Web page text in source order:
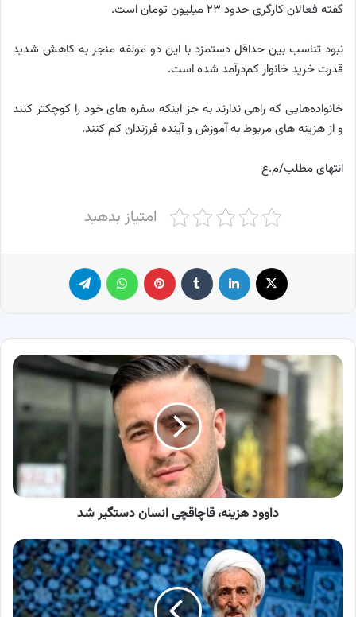
گفته فعالان کارگری حدود ۲۳ میلیون تومان است.
نبود تناسب بین حداقل دستمزد با این دو مولفه منجر به کاهش شدید
قدرت خرید خانوار کم‌درآمد شده است.
خانواده‌هایی که راهی ندارند به جز اینکه سفره های خود را کوچکتر کنند
و از هزینه های مربوط به آموزش و آینده فرزندان کم کنند.
انتهای مطلب/م.ع
امتیاز بدهید
لینکدین ‫تامبلر پینترست
داوود
انسان
دستگیر
شد
داوود هزینه، قاچاقچی انسان دستگیر شد
کاظم
صدیقی
باز
هم
به